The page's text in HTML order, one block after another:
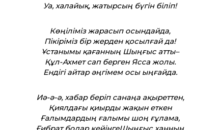
Уа, халайық, жатырсың бүгін біліп!
Көңіліміз жарасып осындайда,
Пікіріміз бір жерден қосылғай да!
Ұстанымы қағанның Шыңғыс атты–
Құл-Ахмет сап берген Ясса жолы.
Ендігі айтар әңгімем осы ыңғайда.
Иә-ә-ә, хабар беріп санаңа ақыреттен,
Қиялдағы қиырды жақын еткен
Ғалымдардың ғалымы шоң ғұлама,